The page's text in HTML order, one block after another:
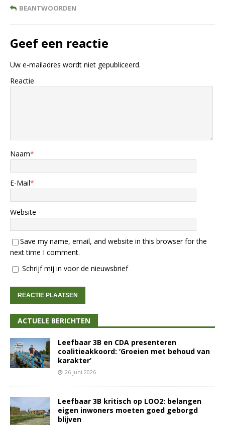
BEANTWOORDEN
Geef een reactie
Uw e-mailadres wordt niet gepubliceerd.
Reactie
Naam*
E-Mail*
Website
Save my name, email, and website in this browser for the
next time I comment.
Schrijf mij in voor de nieuwsbrief
ACTUELE BERICHTEN
Leefbaar 3B en CDA presenteren
coalitieakkoord: ‘Groeien met behoud van
karakter’
26 juni 2026
Leefbaar 3B kritisch op LOO2: belangen
eigen inwoners moeten goed geborgd
blijven